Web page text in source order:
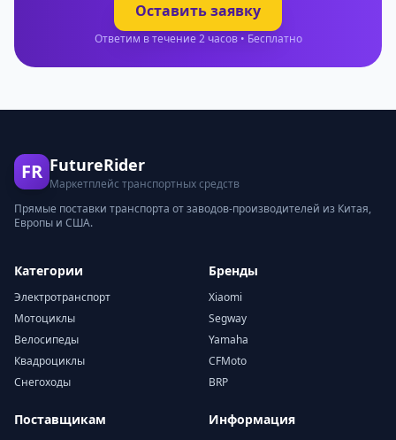
Оставить заявку
Ответим в течение 2 часов • Бесплатно
FR FutureRider
Маркетплейс транспортных средств
Прямые поставки транспорта от заводов-производителей из Китая,
Европы и США.
Категории
Электротранспорт
Мотоциклы
Велосипеды
Квадроциклы
Снегоходы
Бренды
Xiaomi
Segway
Yamaha
CFMoto
BRP
Поставщикам Информация